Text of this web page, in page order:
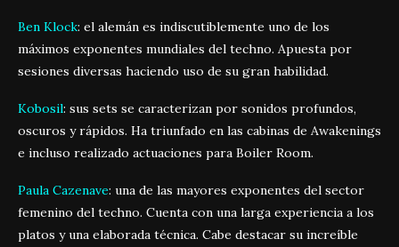
Ben Klock: el alemán es indiscutiblemente uno de los
máximos exponentes mundiales del techno. Apuesta por
sesiones diversas haciendo uso de su gran habilidad.
Kobosil: sus sets se caracterizan por sonidos profundos,
oscuros y rápidos. Ha triunfado en las cabinas de Awakenings
e incluso realizado actuaciones para Boiler Room.
Paula Cazenave: una de las mayores exponentes del sector
femenino del techno. Cuenta con una larga experiencia a los
platos y una elaborada técnica. Cabe destacar su increíble